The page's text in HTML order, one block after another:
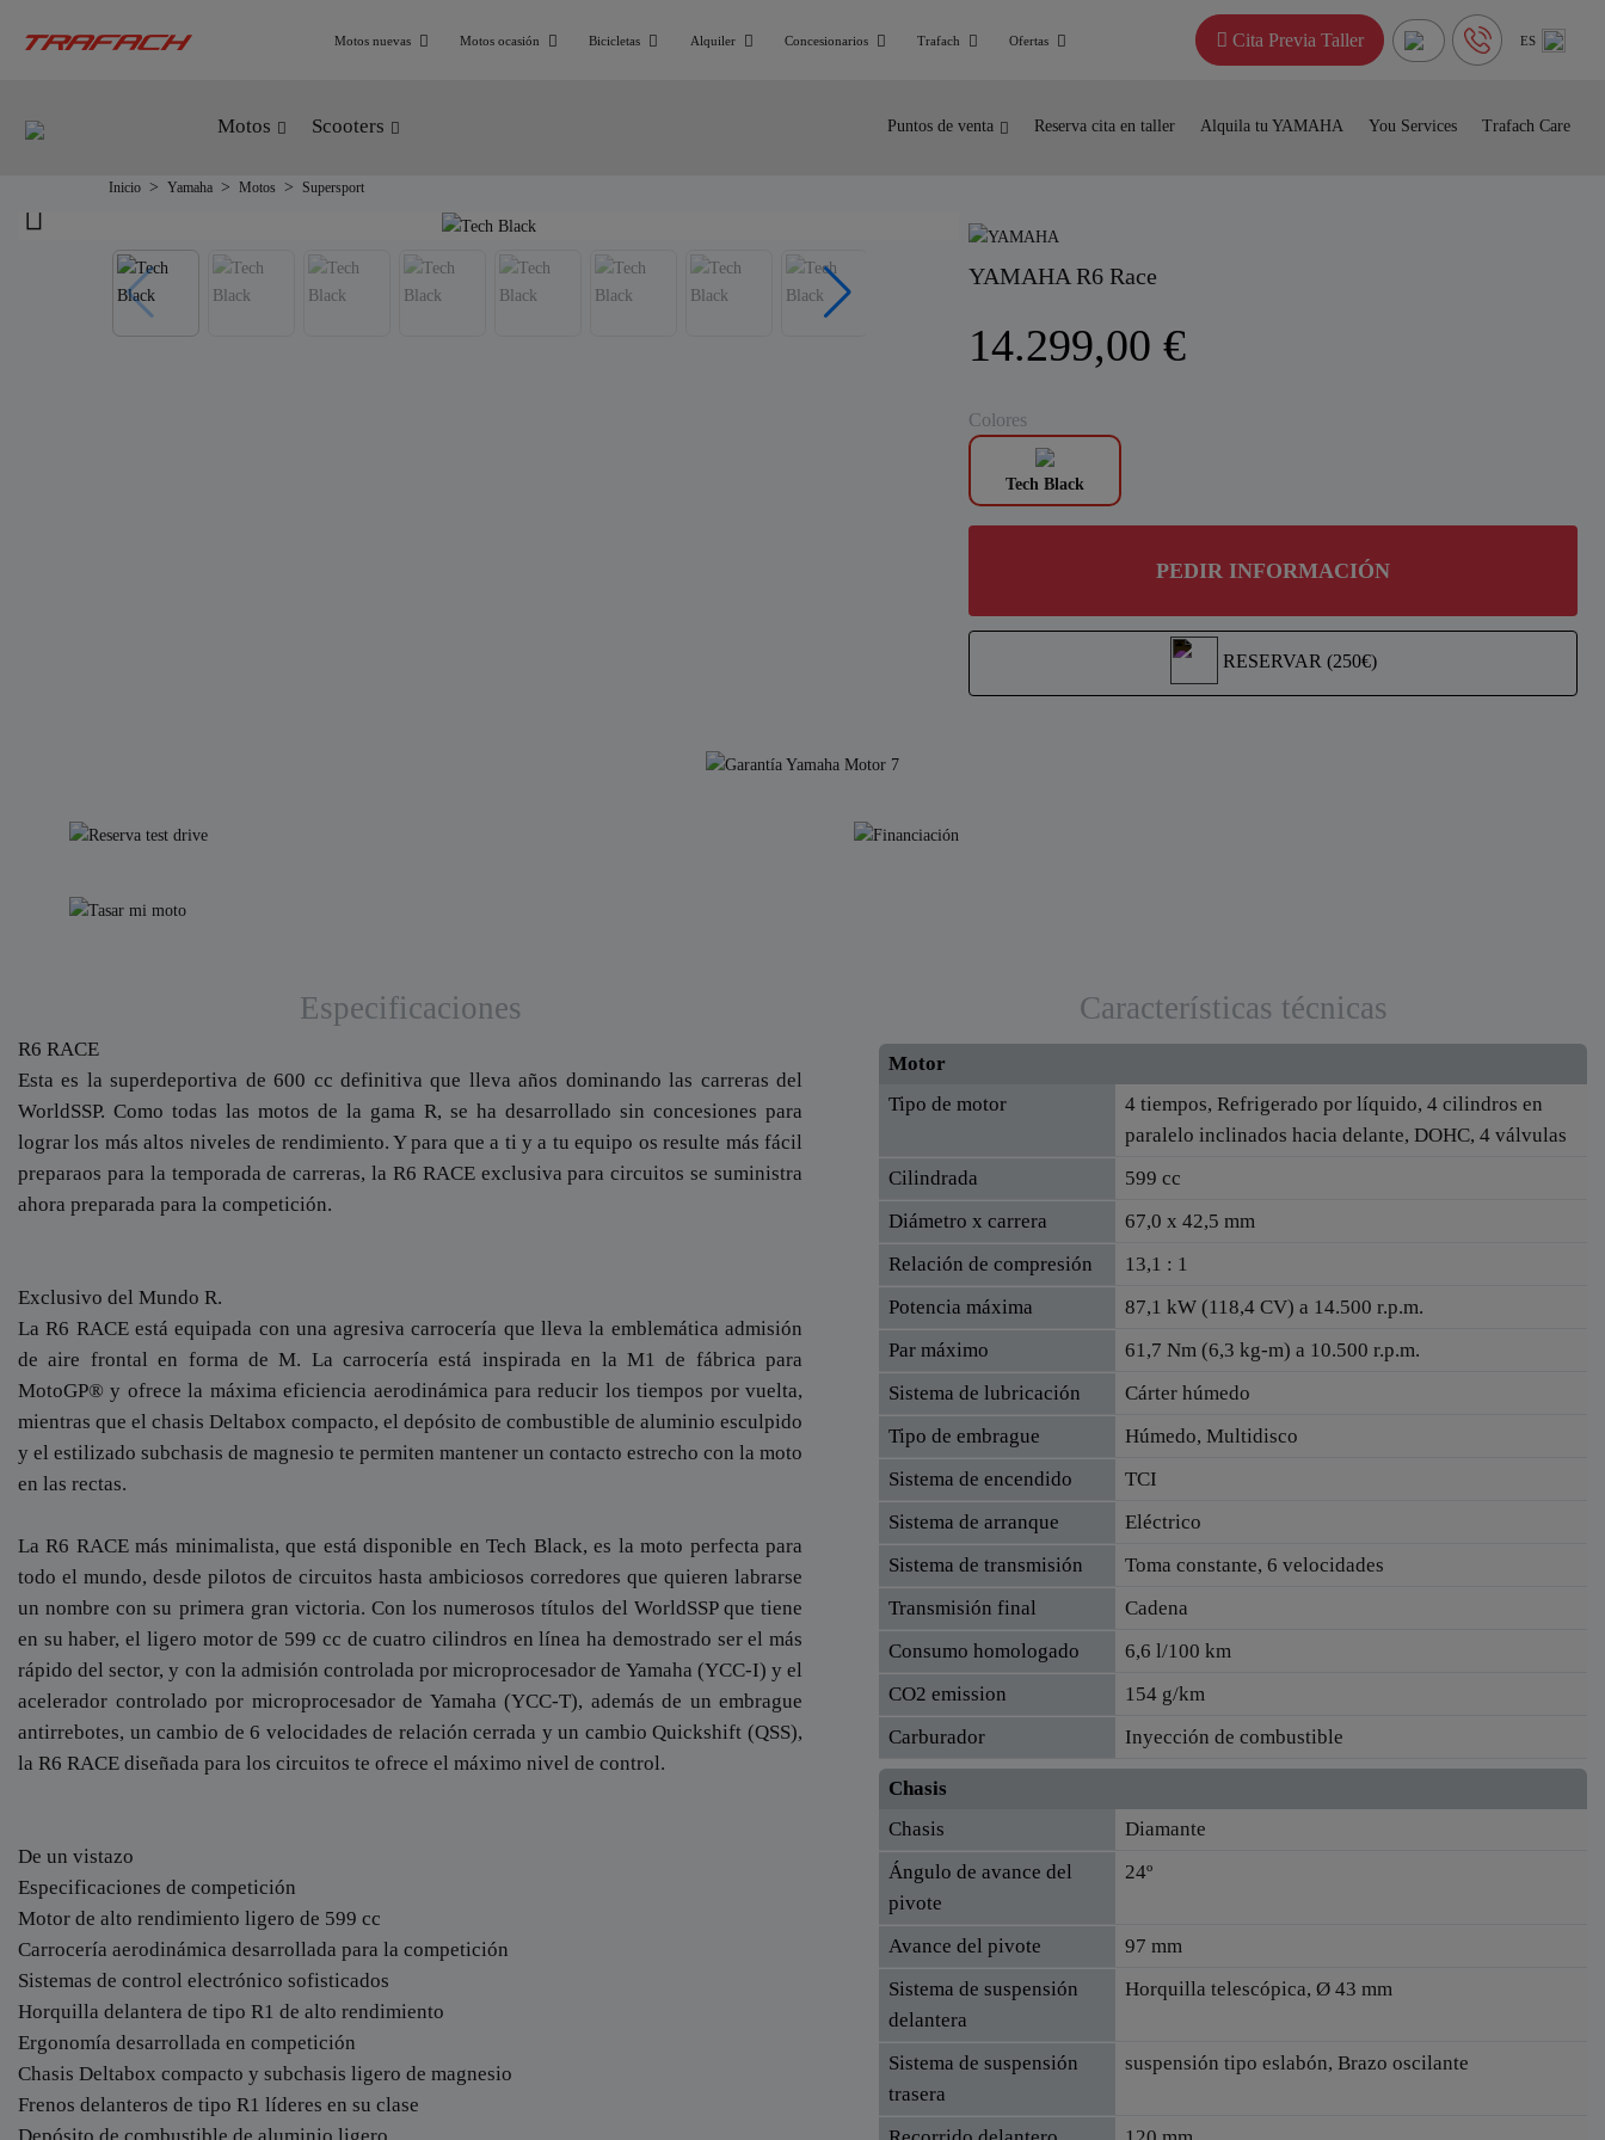
Motos nuevas Motos ocasión Bicicletas Alquiler Concesionarios Trafach Ofertas Cita Previa Taller ES
Motos Scooters Puntos de venta Reserva cita en taller Alquila tu YAMAHA You Services Trafach Care
Inicio Yamaha Motos Supersport
YAMAHA R6 Race
14.299,00 €
Colores
Tech Black
PEDIR INFORMACIÓN
RESERVAR (250€)
Especificaciones
R6 RACE
Esta es la superdeportiva de 600 cc definitiva que lleva años dominando las carreras del
WorldSSP. Como todas las motos de la gama R, se ha desarrollado sin concesiones para
lograr los más altos niveles de rendimiento. Y para que a ti y a tu equipo os resulte más fácil
preparaos para la temporada de carreras, la R6 RACE exclusiva para circuitos se suministra
ahora preparada para la competición.
Exclusivo del Mundo R.
La R6 RACE está equipada con una agresiva carrocería que lleva la emblemática admisión
de aire frontal en forma de M. La carrocería está inspirada en la M1 de fábrica para
MotoGP® y ofrece la máxima eficiencia aerodinámica para reducir los tiempos por vuelta,
mientras que el chasis Deltabox compacto, el depósito de combustible de aluminio esculpido
y el estilizado subchasis de magnesio te permiten mantener un contacto estrecho con la moto
en las rectas.
La R6 RACE más minimalista, que está disponible en Tech Black, es la moto perfecta para
todo el mundo, desde pilotos de circuitos hasta ambiciosos corredores que quieren labrarse
un nombre con su primera gran victoria. Con los numerosos títulos del WorldSSP que tiene
en su haber, el ligero motor de 599 cc de cuatro cilindros en línea ha demostrado ser el más
rápido del sector, y con la admisión controlada por microprocesador de Yamaha (YCC-I) y el
acelerador controlado por microprocesador de Yamaha (YCC-T), además de un embrague
antirrebotes, un cambio de 6 velocidades de relación cerrada y un cambio Quickshift (QSS),
la R6 RACE diseñada para los circuitos te ofrece el máximo nivel de control.
De un vistazo
Especificaciones de competición
Motor de alto rendimiento ligero de 599 cc
Carrocería aerodinámica desarrollada para la competición
Sistemas de control electrónico sofisticados
Horquilla delantera de tipo R1 de alto rendimiento
Ergonomía desarrollada en competición
Chasis Deltabox compacto y subchasis ligero de magnesio
Frenos delanteros de tipo R1 líderes en su clase
Características técnicas
Motor
Tipo de motor
4 tiempos, Refrigerado por líquido, 4 cilindros en
paralelo inclinados hacia delante, DOHC, 4 válvulas
Cilindrada
599 cc
Diámetro x carrera
67,0 x 42,5 mm
Relación de compresión
13,1 : 1
Potencia máxima
87,1 kW (118,4 CV) a 14.500 r.p.m.
Par máximo
61,7 Nm (6,3 kg-m) a 10.500 r.p.m.
Sistema de lubricación
Cárter húmedo
Tipo de embrague
Húmedo, Multidisco
Sistema de encendido
TCI
Sistema de arranque
Eléctrico
Sistema de transmisión
Toma constante, 6 velocidades
Transmisión final
Cadena
Consumo homologado
6,6 l/100 km
CO2 emission
154 g/km
Carburador
Inyección de combustible
Chasis
Chasis
Diamante
Ángulo de avance del
pivote
24º
Avance del pivote
97 mm
Sistema de suspensión
delantera
Horquilla telescópica, Ø 43 mm
Sistema de suspensión
trasera
suspensión tipo eslabón, Brazo oscilante